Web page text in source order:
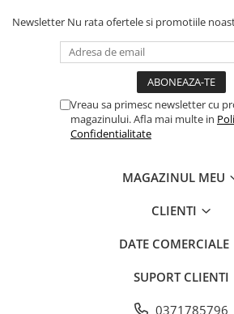
Newsletter Nu rata ofertele si promotiile
Vreau sa primesc newsletter cu
magazinului. Afla mai multe in
Confidentialitate
MAGAZINUL MEU
CLIENTI
DATE COMERCIALE
SUPORT CLIENTI
0371785796